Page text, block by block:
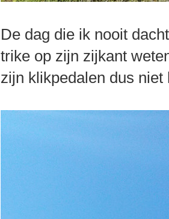
De dag die ik nooit
trike op zijn zijkant
zijn klikpedalen dus niet